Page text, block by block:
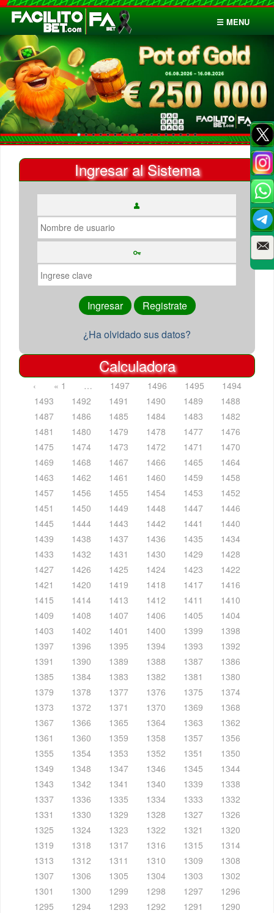
☰ MENU
Inicio
Apuestas
Cuentas
Ingresar al Sistema
¿Ha olvidado sus datos?
Calculadora
‹ « 1 … 1497 1496 1495
1494
1493
1492 1491 1490 1489
1488
1487
1486 1485 1484 1483
1482
1481
1480 1479 1478 1477
1476
1475
1474 1473 1472 1471
1470
1469
1468 1467 1466 1465
1464
1463
1462 1461 1460 1459
1458
1457
1456 1455 1454 1453
1452
1451
1450 1449 1448 1447
1446
1445
1444 1443 1442 1441
1440
1439
1438 1437 1436 1435
1434
1433
1432 1431 1430 1429
1428
1427
1426 1425 1424 1423
1422
1421
1420 1419 1418 1417
1416
1415
1414 1413 1412 1411
1410
1409
1408 1407 1406 1405
1404
1403
1402 1401 1400 1399
1398
1397
1396 1395 1394 1393
1392
1391
1390 1389 1388 1387
1386
1385
1384 1383 1382 1381
1380
1379
1378 1377 1376 1375
1374
1373
1372 1371 1370 1369
1368
1367
1366 1365 1364 1363
1362
1361
1360 1359 1358 1357
1356
1355
1354 1353 1352 1351
1350
1349
1348 1347 1346 1345
1344
1343
1342 1341 1340 1339
1338
1337
1336 1335 1334 1333
1332
1331
1330 1329 1328 1327
1326
1325
1324 1323 1322 1321
1320
1319
1318 1317 1316 1315
1314
1313
1312 1311 1310 1309
1308
1307
1306 1305 1304 1303
1302
1301
1300 1299 1298 1297
1296
1295
1294 1293 1292 1291
1290